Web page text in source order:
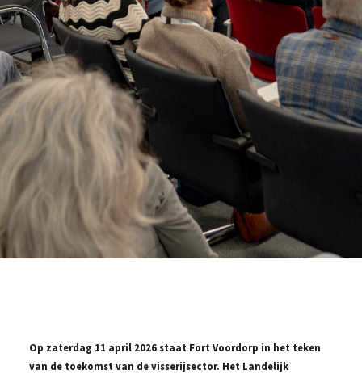
Op zaterdag 11 april 2026 staat Fort Voordorp in het teken
van de toekomst van de visserijsector. Het Landelijk